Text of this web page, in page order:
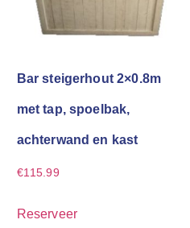
Bar steigerhout 2×0.8m
met tap, spoelbak,
achterwand en kast
€115.99
Reserveer